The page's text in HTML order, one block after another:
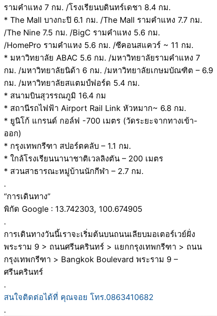
รามคำแหง 7 กม. /โรงเรียนบดินทร์เดชา 8.4 กม.
* The Mall บางกะปิ 6.1 กม. /The Mall รามคำแหง 7.7 กม.
/The Nine 7.5 กม. /BigC รามคำแหง 5.6 กม.
/HomePro รามคำแหง 5.6 กม. /ซีคอนสแควร์ ~ 11 กม.
* มหาวิทยาลัย ABAC 5.6 กม. /มหาวิทยาลัยรามคำแหง 7
กม. /มหาวิทยาลัยนิด้า 6 กม. /มหาวิทยาลัยเกษมบัณฑิต – 6.9
กม. /มหาวิทยาลัยสแตมป์ฟอร์ด 5.4 กม.
* สนามบินสุวรรณภูมิ 16.4 กม
* สถานีรถไฟฟ้า Airport Rail Link หัวหมาก~ 6.8 กม.
* ยูนิโก้ แกรนด์ กอล์ฟ -700 เมตร (วัดระยะจากทางเข้า-
ออก)
* กรุงเทพกรีฑา สปอร์ตคลับ – 1.1 กม.
* ใกล้โรงเรียนนานาชาติเวลลิงตัน – 200 เมตร
* สวนสาธารณะหมู่บ้านนักกีฬา – 2.7 กม.
.
“การเดินทาง”
พิกัด Google : 13.742303, 100.674905
.
การเดินทางวันนี้เราจะเริ่มต้นบนถนนเลียบมอเตอร์เวย์ฝั่ง
พระราม 9 > ถนนศรีนครินทร์ > แยกกรุงเทพกรีฑา > ถนน
กรุงเทพกรีฑา > Bangkok Boulevard พระราม 9 –
ศรีนครินทร์
.
สนใจติดต่อได้ที่ คุณจอย โทร.0863410682
.